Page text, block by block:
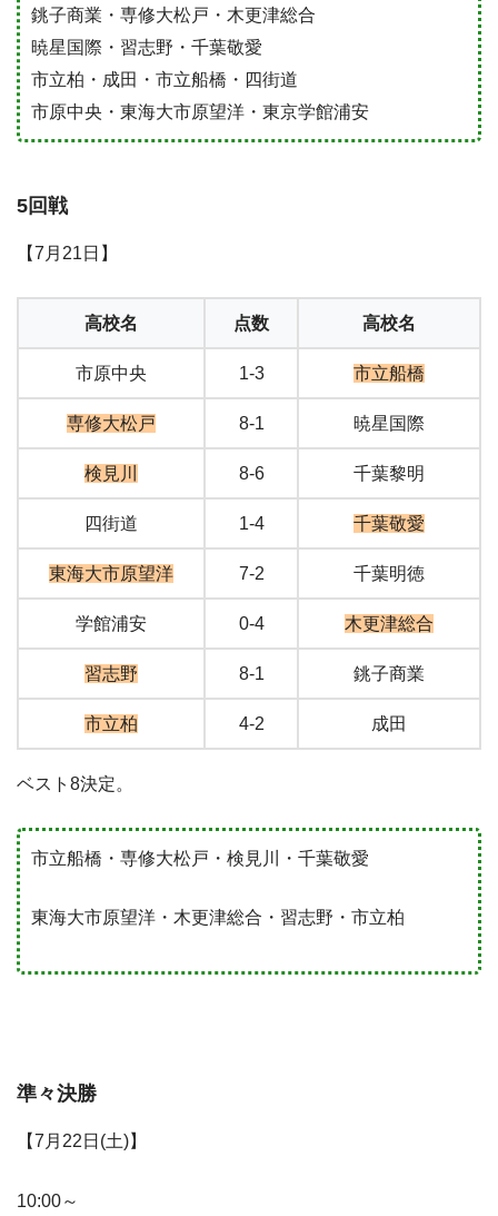
銚子商業・専修大松戸・木更津総合
暁星国際・習志野・千葉敬愛
市立柏・成田・市立船橋・四街道
市原中央・東海大市原望洋・東京学館浦安
5回戦
【7月21日】
高校名 点数 高校名
市原中央 1-3 市立船橋
専修大松戸 8-1 暁星国際
検見川 8-6 千葉黎明
四街道 1-4 千葉敬愛
東海大市原望洋 7-2 千葉明徳
学館浦安 0-4 木更津総合
習志野 8-1 銚子商業
市立柏 4-2 成田
ベスト8決定。
市立船橋・専修大松戸・検見川・千葉敬愛
東海大市原望洋・木更津総合・習志野・市立柏
準々決勝
【7月22日(土)】
10:00～